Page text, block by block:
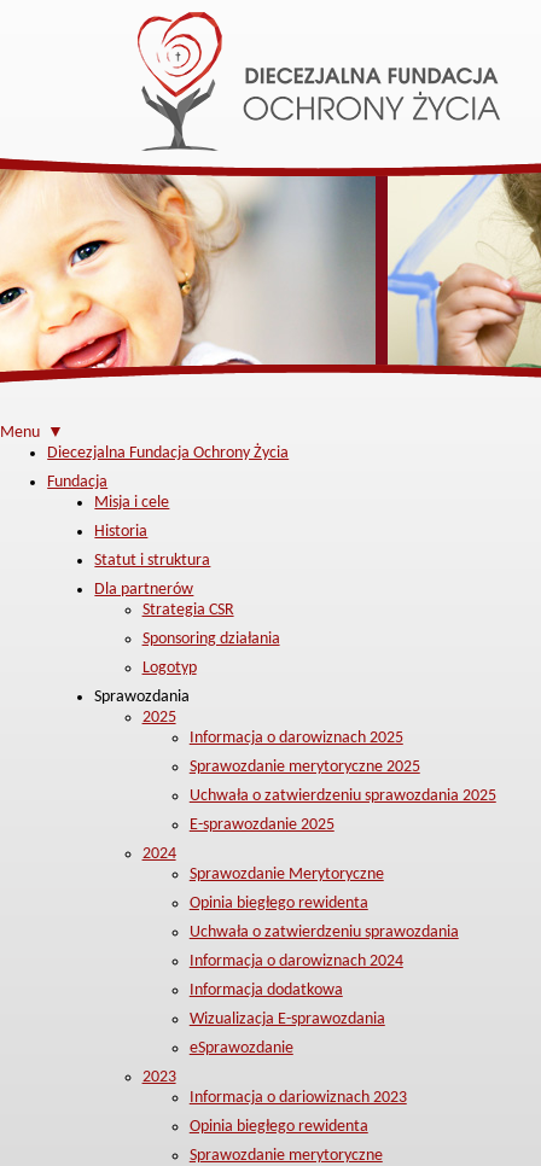
Menu ▼
Diecezjalna Fundacja Ochrony Życia
Fundacja
Misja i cele
Historia
Statut i struktura
Dla partnerów
Strategia CSR
Sponsoring działania
Logotyp
Sprawozdania
2025
Informacja o darowiznach 2025
Sprawozdanie merytoryczne 2025
Uchwała o zatwierdzeniu sprawozdania 2025
E-sprawozdanie 2025
2024
Sprawozdanie Merytoryczne
Opinia biegłego rewidenta
Uchwała o zatwierdzeniu sprawozdania
Informacja o darowiznach 2024
Informacja dodatkowa
Wizualizacja E-sprawozdania
eSprawozdanie
2023
Informacja o dariowiznach 2023
Opinia biegłego rewidenta
Sprawozdanie merytoryczne